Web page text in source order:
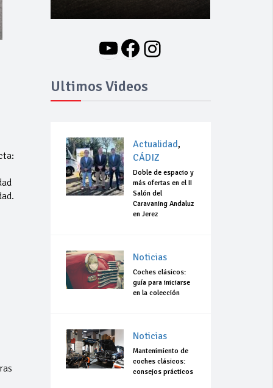
YouTube
Facebook
Instagram
Ultimos Videos
Actualidad,
CÁDIZ
Doble de espacio y
más ofertas en el II
Salón del
Caravaning Andaluz
en Jerez
Noticias
Coches clásicos:
guía para iniciarse
en la colección
Noticias
Mantenimiento de
coches clásicos:
consejos prácticos